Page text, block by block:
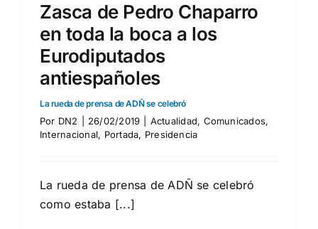
Zasca de Pedro Chaparro
en toda la boca a los
Eurodiputados
antiespañoles
La rueda de prensa de ADÑ se celebró
Por DN2 26/02/2019 Actualidad, Comunicados,
Internacional, Portada, Presidencia
La rueda de prensa de ADÑ se celebró
como estaba [...]